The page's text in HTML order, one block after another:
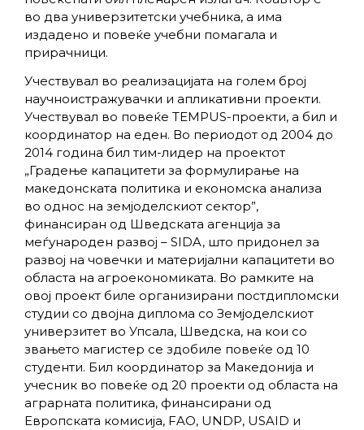
во два универзитетски учебника, а има
издадено и повеќе учебни помагала и
прирачници.
Учествувал во реализацијата на голем број
научноистражувачки и апликативни проекти.
Учествувал во повеќе TEMPUS-проекти, а бил и
координатор на еден. Во периодот од 2004 до
2014 година бил тим-лидер на проектот
„Градење капацитети за формулирање на
македонската политика и економска анализа
во однос на земјоделскиот сектор”,
финансиран од Шведската агенција за
меѓународен развој – SIDA, што придонел за
развој на човечки и материјални капацитети во
областа на агроекономиката. Во рамките на
овој проект биле организирани постдипломски
студии со двојна диплома со Земјоделскиот
универзитет во Упсала, Шведска, на кои со
звањето магистер се здобиле повеќе од 10
студенти. Бил координатор за Македонија и
учесник во повеќе од 20 проекти од областа на
аграрната политика, финансирани од
Европската комисија, FAO, UNDP, USAID и